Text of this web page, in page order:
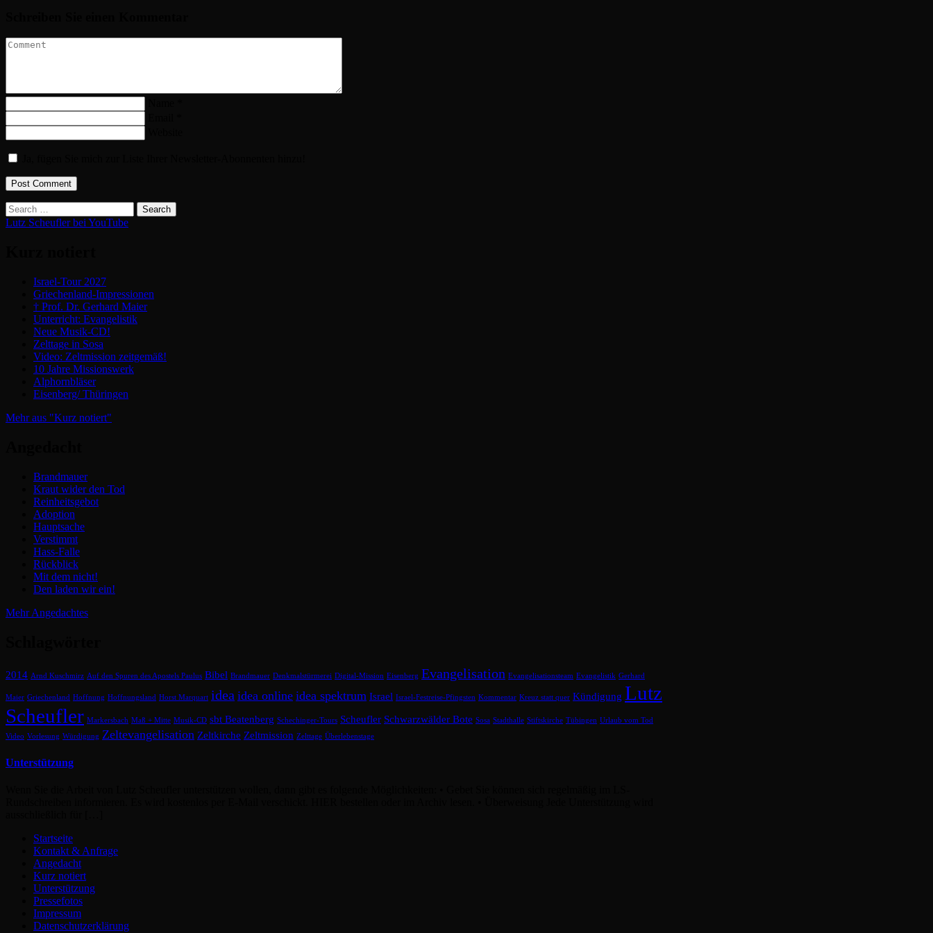
Post Comment
Lutz Scheufler bei YouTube
Israel-Tour 2027
Griechenland-Impressionen
† Prof. Dr. Gerhard Maier
Unterricht: Evangelistik
Neue Musik-CD!
Zelttage in Sosa
Video: Zeltmission zeitgemäß!
10 Jahre Missionswerk
Alphornbläser
Eisenberg/ Thüringen
Mehr aus "Kurz notiert"
Brandmauer
Kraut wider den Tod
Reinheitsgebot
Adoption
Hauptsache
Verstimmt
Hass-Falle
Rückblick
Mit dem nicht!
Den laden wir ein!
Mehr Angedachtes
2014 Arnd Kuschmirz Auf den Spuren des Apostels Paulus Bibel Brandmauer Denkmalstürmerei Digital-Mission Eisenberg Evangelisation Evangelisationsteam Evangelistik Gerhard
Maier Griechenland Hoffnung Hoffnungsland Horst Marquart idea idea online idea spektrum Israel Israel-Festreise-Pfingsten Kommentar Kreuz statt quer Kündigung Lutz
Scheufler Markersbach Maß + Mitte Musik-CD sbt Beatenberg Schechinger-Tours Scheufler Schwarzwälder Bote Sosa Stadthalle Stiftskirche Tübingen Urlaub vom Tod
Video Vorlesung Würdigung Zeltevangelisation Zeltkirche Zeltmission Zelttage Überlebenstage
Unterstützung
Startseite
Kontakt & Anfrage
Angedacht
Kurz notiert
Unterstützung
Pressefotos
Impressum
Datenschutzerklärung